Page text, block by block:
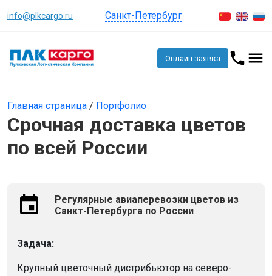
info@plkcargo.ru Санкт-Петербург
Онлайн заявка
Главная страница / Портфолио
Срочная доставка цветов
по всей России
Регулярные авиаперевозки цветов из
Санкт-Петербурга по России
Задача:
Крупный цветочный дистрибьютор на северо-